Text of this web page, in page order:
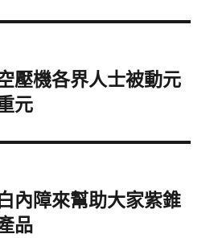
壓機各界人士被動元
元
內障來幫助大家紫錐
品